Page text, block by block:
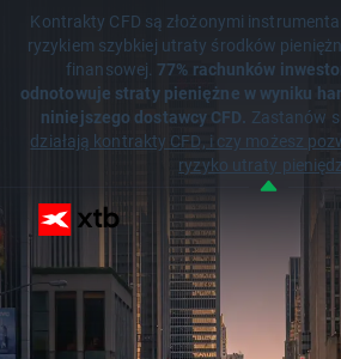
Kontrakty CFD są złożonymi
ryzykiem szybkiej utraty środków
finansowej.77% rachunków
odnotowuje straty pieniężne w wyniku
niniejszego dostawcy CFD. Zastanów
działają kontrakty CFD, i czy możesz
ryzyko utraty